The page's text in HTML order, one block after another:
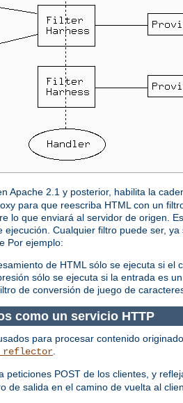
Apache 2.1 y posterior, habilita la
para que reescriba HTML con un
lo que enviará al servidor de origen.
ejecución. Cualquier filtro puede ser,
Por ejemplo:
de HTML sólo se ejecuta si el
sólo se ejecuta si la entrada es
de conversión de juego de
como un servicio HTTP
para procesar contenido
.
peticiones POST de los clientes, y
de salida en el camino de vuelta al